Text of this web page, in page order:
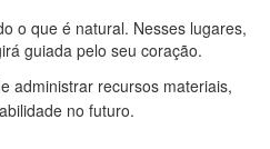
o que é natural. Nesses lugares,
guiada pelo seu coração.
administrar recursos materiais,
no futuro.